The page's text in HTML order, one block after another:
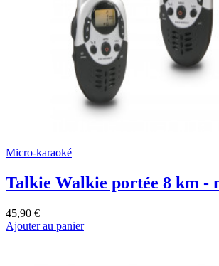
Micro-karaoké
Talkie Walkie portée 8 km -
45,90 €
Ajouter au panier